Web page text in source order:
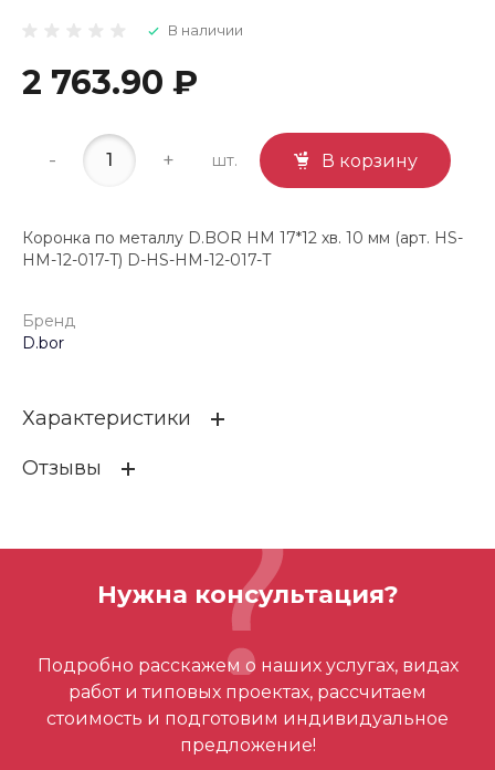
В наличии
2 763.90 ₽
- + шт. В корзину
Коронка по металлу D.BOR HM 17*12 хв. 10 мм (арт. HS-
HM-12-017-T) D-HS-HM-12-017-T
Бренд
D.bor
Характеристики
Бренд
Отзывы
Отзывов ещё нет – ваш может стать
первым
Нужна консультация?
Подробно расскажем о наших услугах, видах
работ и типовых проектах, рассчитаем
стоимость и подготовим индивидуальное
предложение!